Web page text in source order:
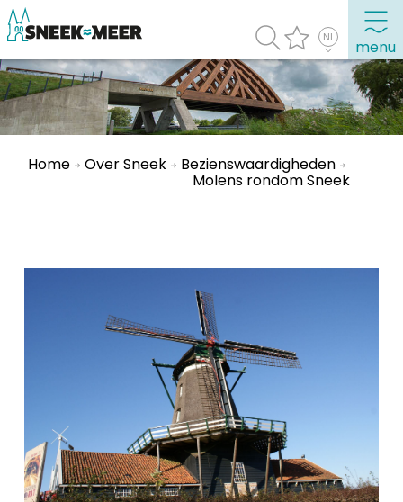
menu
Over Sneek
Uitgelicht
Winkelen, uitgaan en doen
Eten, drinken & uitgaan
En meer
Arrangementen
Home Over Sneek Bezienswaardigheden
Molens rondom Sneek